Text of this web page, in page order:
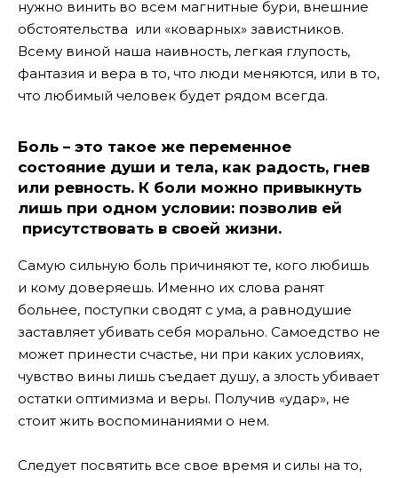
нужно винить во всем магнитные бури, внешние
обстоятельства или «коварных» завистников.
Всему виной наша наивность, легкая глупость,
фантазия и вера в то, что люди меняются, или в то,
что любимый человек будет рядом всегда.
Боль – это такое же переменное
состояние души и тела, как радость, гнев
или ревность. К боли можно привыкнуть
лишь при одном условии: позволив ей
присутствовать в своей жизни.
Самую сильную боль причиняют те, кого любишь
и кому доверяешь. Именно их слова ранят
больнее, поступки сводят с ума, а равнодушие
заставляет убивать себя морально. Самоедство не
может принести счастье, ни при каких условиях,
чувство вины лишь съедает душу, а злость убивает
остатки оптимизма и веры. Получив «удар», не
стоит жить воспоминаниями о нем.
Следует посвятить все свое время и силы на то,